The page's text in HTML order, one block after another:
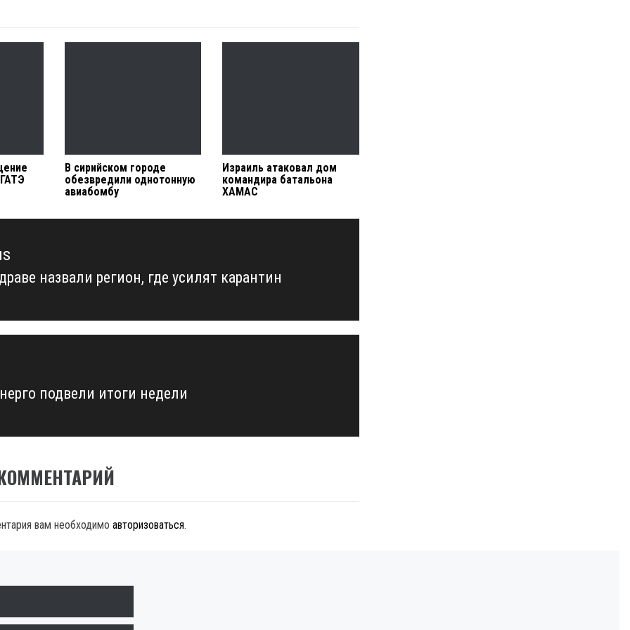
В сирийском городе
обезвредили однотонную
авиабомбу
Израиль атаковал дом
командира батальона
ХАМАС
назвали регион, где усилят карантин
подвели итоги недели
вам необходимо авторизоваться.